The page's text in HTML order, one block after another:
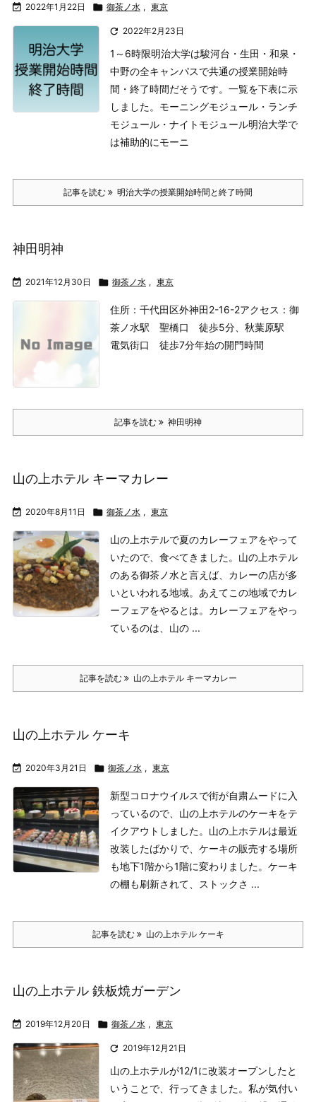
 2022年1月22日  御茶ノ水 , 東京
 2022年2月23日
1～6時限明治大学は駿河台・生田・和泉・
中野の全キャンパスで共通の授業開始時
間・終了時間だそうです。一覧を下表に示
しました。 モーニングモジュール・ランチ
モジュール・ナイトモジュール明治大学で
は補助的にモーニ
記事を読む 明治大学の授業開始時間と終了時間
神田明神
 2021年12月30日  御茶ノ水 , 東京
住所：千代田区外神田2-16-2アクセス：御
茶ノ水駅 聖橋口 徒歩5分、秋葉原駅
電気街口 徒歩7分年始の開門時間
記事を読む 神田明神
山の上ホテル キーマカレー
 2020年8月11日  御茶ノ水 , 東京
山の上ホテルで夏のカレーフェアをやって
いたので、食べてきました。 山の上ホテル
のある御茶ノ水と言えば、カレーの店が多
いといわれる地域。あえてこの地域でカレ
ーフェアをやるとは。 カレーフェアをやっ
ているのは、山の ...
記事を読む 山の上ホテル キーマカレー
山の上ホテル ケーキ
 2020年3月21日  御茶ノ水 , 東京
新型コロナウイルスで街が自粛ムードに入
っているので、山の上ホテルのケーキをテ
イクアウトしました。 山の上ホテルは最近
改装したばかりで、ケーキの販売する場所
も地下1階から1階に変わりました。ケーキ
の棚も刷新されて、ストックさ ...
記事を読む 山の上ホテル ケーキ
山の上ホテル 鉄板焼ガーデン
 2019年12月20日  御茶ノ水 , 東京
 2019年12月21日
山の上ホテルが12/1に改装オープンしたと
いうことで、行ってきました。 私が気付い